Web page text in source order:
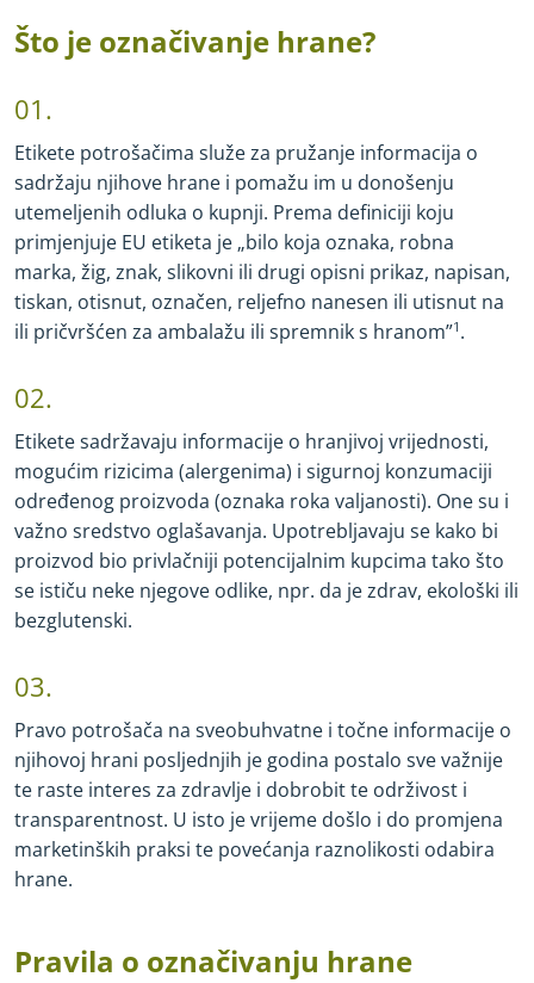
Što je označivanje hrane?
01.
Etikete potrošačima služe za pružanje informacija o
sadržaju njihove hrane i pomažu im u donošenju
utemeljenih odluka o kupnji. Prema definiciji koju
primjenjuje EU etiketa je „bilo koja oznaka, robna
marka, žig, znak, slikovni ili drugi opisni prikaz, napisan,
tiskan, otisnut, označen, reljefno nanesen ili utisnut na
ili pričvršćen za ambalažu ili spremnik s hranom”1 .
02.
Etikete sadržavaju informacije o hranjivoj vrijednosti,
mogućim rizicima (alergenima) i sigurnoj konzumaciji
određenog proizvoda (oznaka roka valjanosti). One su i
važno sredstvo oglašavanja. Upotrebljavaju se kako bi
proizvod bio privlačniji potencijalnim kupcima tako što
se ističu neke njegove odlike, npr. da je zdrav, ekološki ili
bezglutenski.
03.
Pravo potrošača na sveobuhvatne i točne informacije o
njihovoj hrani posljednjih je godina postalo sve važnije
te raste interes za zdravlje i dobrobit te održivost i
transparentnost. U isto je vrijeme došlo i do promjena
marketinških praksi te povećanja raznolikosti odabira
hrane.
Pravila o označivanju hrane